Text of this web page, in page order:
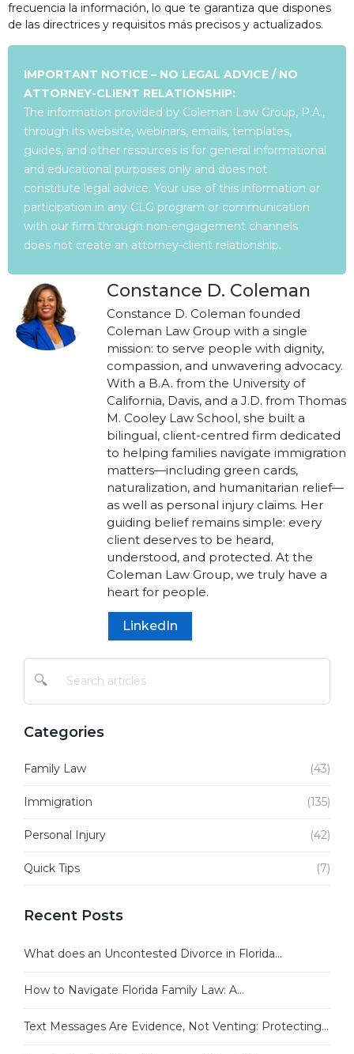
frecuencia la información, lo que te garantiza que dispones
de las directrices y requisitos más precisos y actualizados.
IMPORTANT NOTICE – NO LEGAL ADVICE / NO
ATTORNEY-CLIENT RELATIONSHIP:
The information provided by Coleman Law Group, P.A.,
through its website, webinars, emails, templates,
guides, and other resources is for general informational
and educational purposes only and does not
constitute legal advice. Your use of this information or
participation in any CLG program or communication
with our firm through non-engagement channels
does not create an attorney-client relationship.
Constance D. Coleman
Constance D. Coleman founded
Coleman Law Group with a single
mission: to serve people with dignity,
compassion, and unwavering advocacy.
With a B.A. from the University of
California, Davis, and a J.D. from Thomas
M. Cooley Law School, she built a
bilingual, client-centred firm dedicated
to helping families navigate immigration
matters—including green cards,
naturalization, and humanitarian relief—
as well as personal injury claims. Her
guiding belief remains simple: every
client deserves to be heard,
understood, and protected. At the
Coleman Law Group, we truly have a
heart for people.
LinkedIn
🔍
Categories
Family Law (43)
Immigration (135)
Personal Injury (42)
Quick Tips (7)
Recent Posts
What does an Uncontested Divorce in Florida...
How to Navigate Florida Family Law: A...
Text Messages Are Evidence, Not Venting: Protecting...